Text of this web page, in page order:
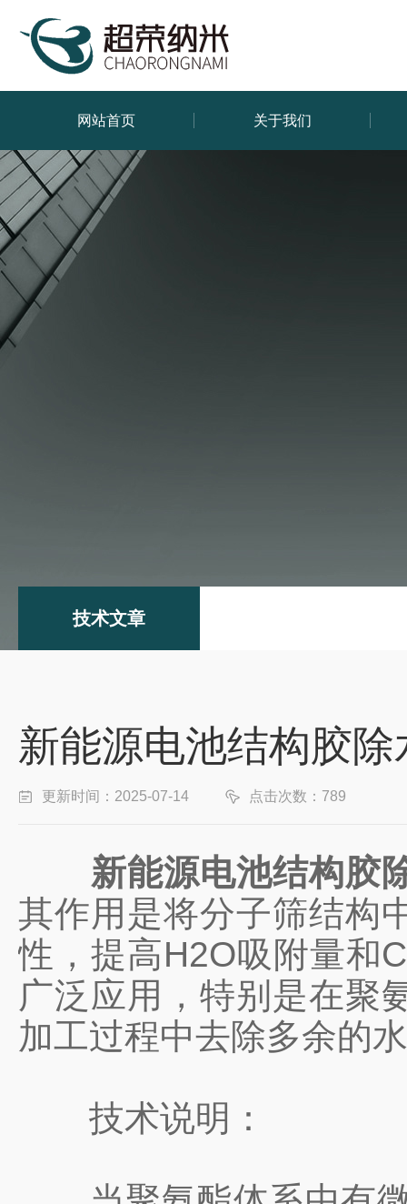
网站首页 关于我们
技术文章
新能源电池结构胶
更新时间：2025-07-14 点击次数：789
新能源电池结构胶
其作用是将分子筛结构
性，提高H2O吸附量和
广泛应用，特别是在聚
加工过程中去除多余的
技术说明：